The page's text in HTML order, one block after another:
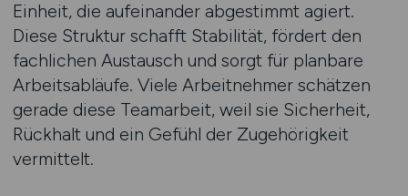
Einheit, die aufeinander abgestimmt agiert.
Diese Struktur schafft Stabilität, fördert den
fachlichen Austausch und sorgt für planbare
Arbeitsabläufe. Viele Arbeitnehmer schätzen
gerade diese Teamarbeit, weil sie Sicherheit,
Rückhalt und ein Gefühl der Zugehörigkeit
vermittelt.